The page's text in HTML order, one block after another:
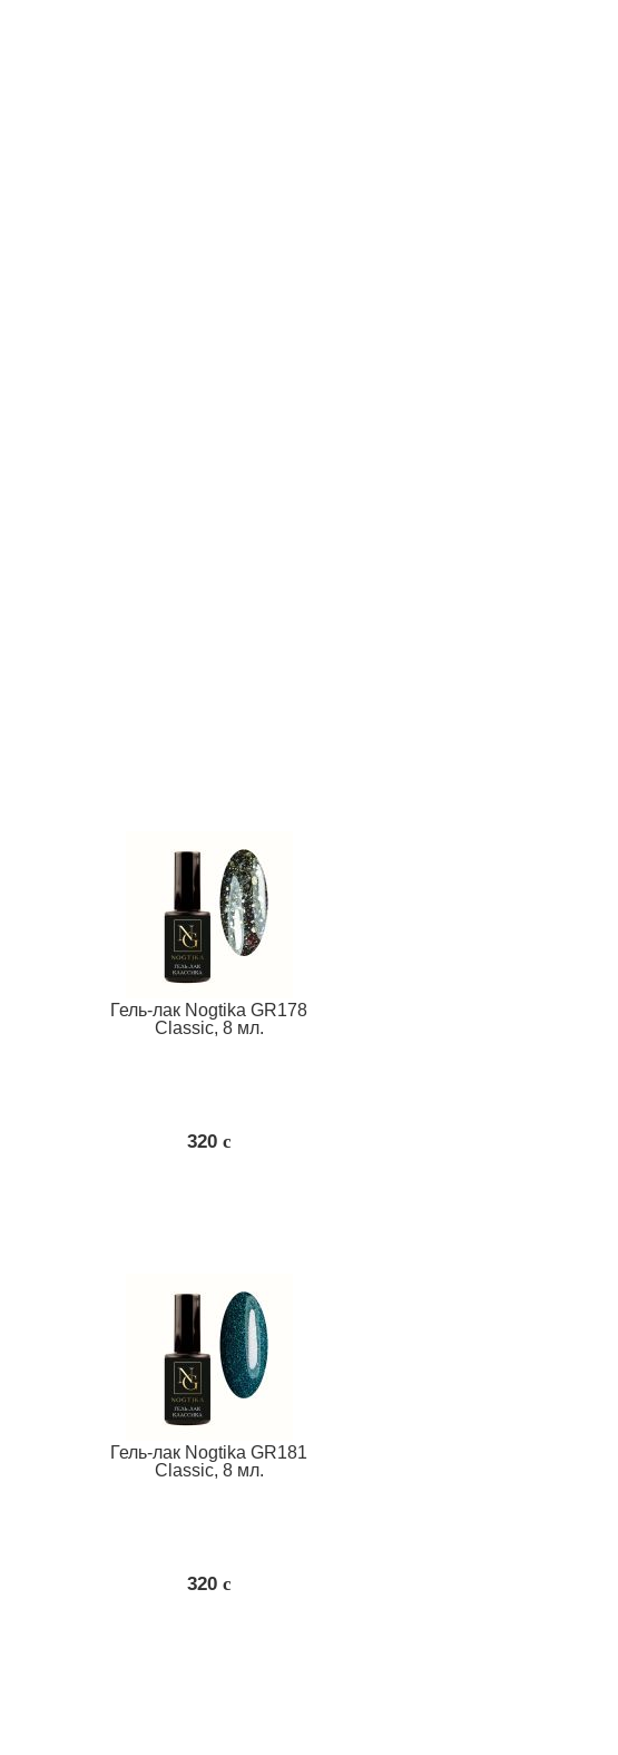
Гель-лак Nogtika GR178
Classic, 8 мл.
320 c
Гель-лак Nogtika GR181
Classic, 8 мл.
320 c